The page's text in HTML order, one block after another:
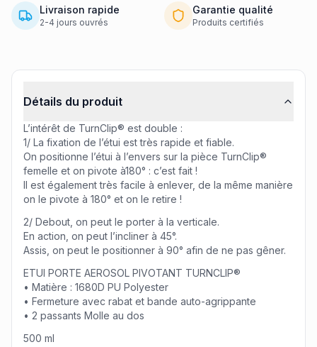
Livraison rapide
2-4 jours ouvrés
Garantie qualité
Produits certifiés
Détails du produit
L’intérêt de TurnClip® est double :
1/ La fixation de l’étui est très rapide et fiable.
On positionne l’étui à l’envers sur la pièce TurnClip®
femelle et on pivote à180° : c’est fait !
Il est également très facile à enlever, de la même manière
on le pivote à 180° et on le retire !
2/ Debout, on peut le porter à la verticale.
En action, on peut l’incliner à 45°.
Assis, on peut le positionner à 90° afin de ne pas gêner.
ETUI PORTE AEROSOL PIVOTANT TURNCLIP®
• Matière : 1680D PU Polyester
• Fermeture avec rabat et bande auto-agrippante
• 2 passants Molle au dos
500 ml